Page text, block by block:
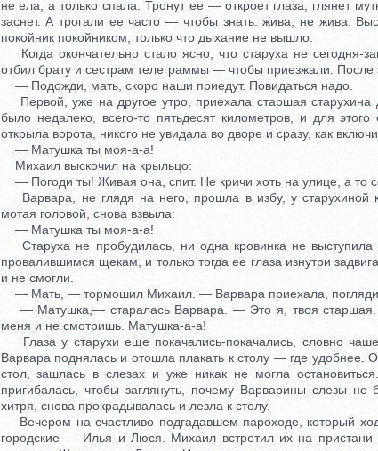
не ела, а только спала. Тронут ее — откроет глаза, глянет
заснет. А трогали ее часто — чтобы знать: жива, не жива.
покойник покойником, только что дыхание не вышло.
Когда окончательно стало ясно, что старуха не сегодня-
отбил брату и сестрам телеграммы — чтобы приезжали. После
— Подожди, мать, скоро наши приедут. Повидаться надо.
Первой, уже на другое утро, приехала старшая старухина
было недалеко, всего-то пятьдесят километров, и для
открыла ворота, никого не увидала во дворе и сразу, как
— Матушка ты моя-а-а!
Михаил выскочил на крыльцо:
— Погоди ты! Живая она, спит. Не кричи хоть на улице, а то
Варвара, не глядя на него, прошла в избу, у старухиной
мотая головой, снова взвыла:
— Матушка ты моя-а-а!
Старуха не пробудилась, ни одна кровинка не
провалившимся щекам, и только тогда ее глаза изнутри
и не смогли.
— Мать, — тормошил Михаил. — Варвара приехала,
— Матушка,— старалась Варвара. — Это я, твоя старшая.
меня и не смотришь. Матушка-а-а!
Глаза у старухи еще покачались-покачались, словно
Варвара поднялась и отошла плакать к столу — где удобнее.
стол, зашлась в слезах и уже никак не могла
пригибалась, чтобы заглянуть, почему Варварины слезы
хитря, снова прокрадывалась и лезла к столу.
Вечером на счастливо подгадавшем пароходе, который
городские — Илья и Люся. Михаил встретил их на